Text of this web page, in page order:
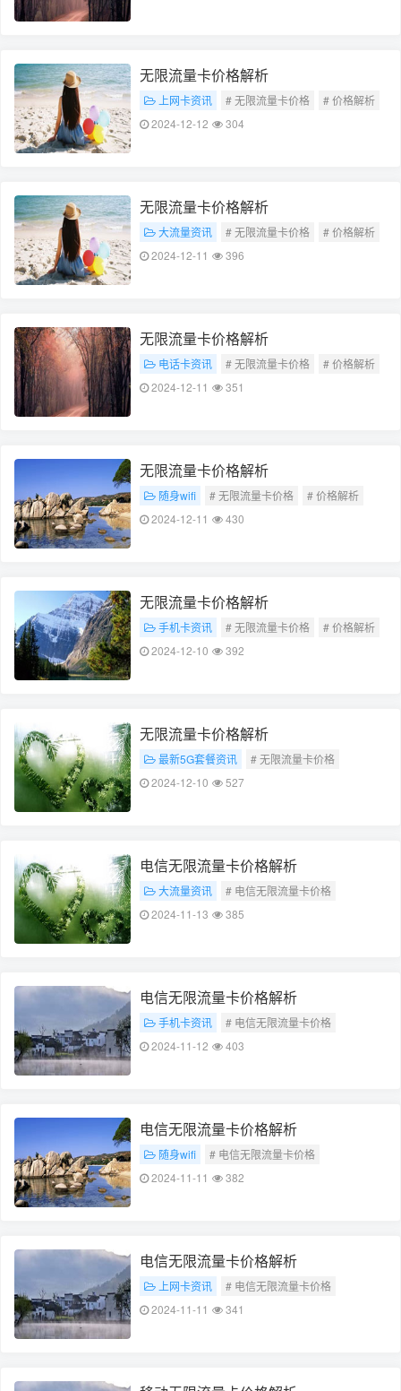
无限流量卡价格解析
上网卡资讯 # 无限流量卡价格
# 价格解析
2024-12-12
304
无限流量卡价格解析
大流量资讯 # 无限流量卡价格
# 价格解析
2024-12-11
396
无限流量卡价格解析
电话卡资讯 # 无限流量卡价格
# 价格解析
2024-12-11
351
无限流量卡价格解析
随身wifi # 无限流量卡价格
# 价格解析
2024-12-11
430
无限流量卡价格解析
手机卡资讯 # 无限流量卡价格
# 价格解析
2024-12-10
392
无限流量卡价格解析
最新5G套餐资讯
# 无限流量卡价格
# 价格解析
2024-12-10 527
电信无限流量卡价格解析
大流量资讯
# 电信无限流量卡价格
# 价格解析
2024-11-13 385
电信无限流量卡价格解析
手机卡资讯
# 电信无限流量卡价格
# 价格解析
2024-11-12 403
电信无限流量卡价格解析
随身wifi
# 电信无限流量卡价格
# 价格解析
2024-11-11 382
电信无限流量卡价格解析
上网卡资讯
# 电信无限流量卡价格
# 价格解析
2024-11-11 341